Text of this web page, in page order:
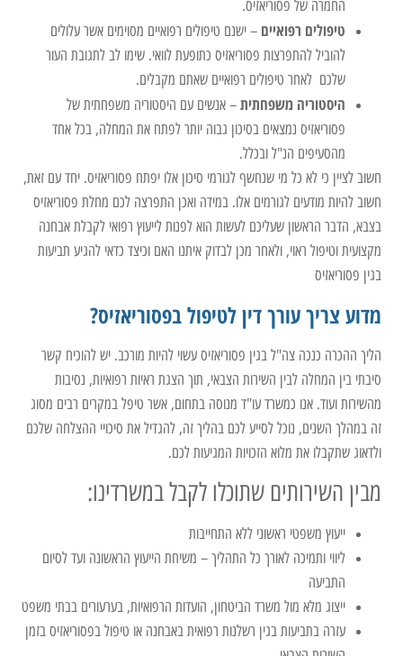
החמרה של פסוריאזיס.
טיפולים רפואיים – ישנם טיפולים רפואיים מסוימים אשר עלולים
להוביל להתפרצות פסוריאזיס כתופעת לוואי. שימו לב לתגובת העור
שלכם לאחר טיפולים רפואיים שאתם מקבלים.
היסטוריה משפחתית – אנשים עם היסטוריה משפחתית של
פסוריאזיס נמצאים בסיכון גבוה יותר לפתח את המחלה, בכל אחד
מהסעיפים הנ"ל ובכלל.
חשוב לציין כי לא כל מי שנחשף לגורמי סיכון אלו יפתח פסוריאזיס. יחד עם זאת,
חשוב להיות מודעים לגורמים אלו. במידה ואכן התפרצה לכם מחלת פסוריאזיס
בצבא, הדבר הראשון שעליכם לעשות הוא לפנות לייעוץ רפואי לקבלת אבחנה
מקצועית וטיפול ראוי, ולאחר מכן לבדוק איתנו האם וכיצד כדאי להגיע תביעות
בגין פסוריאזיס
מדוע צריך עורך דין לטיפול בפסוריאזיס?
הליך ההכרה כנכה צה"ל בגין פסוריאזיס עשוי להיות מורכב. יש להוכיח קשר
סיבתי בין המחלה לבין השירות הצבאי, תוך הצגת ראיות רפואיות, נסיבות
מהשירות ועוד. אנו כמשרד עו"ד מנוסה בתחום, אשר טיפל במקרים רבים מסוג
זה במהלך השנים, נוכל לסייע לכם בהליך זה, להגדיל את סיכויי ההצלחה שלכם
ולדאוג שתקבלו את מלוא הזכויות המגיעות לכם.
מבין השירותים שתוכלו לקבל במשרדינו:
ייעוץ משפטי ראשוני ללא התחייבות
ליווי ותמיכה לאורך כל התהליך – משיחת הייעוץ הראשונה ועד לסיום
התביעה
ייצוג מלא מול משרד הביטחון, הועדות הרפואיות, בערעורים בבתי משפט
עזרה בתביעות בגין רשלנות רפואית באבחנה או טיפול בפסוריאזיס בזמן